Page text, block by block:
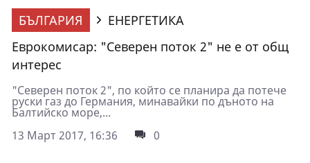
БЪЛГАРИЯ
ЕНЕРГЕТИКА
Еврокомисар: "Северен поток 2" не е от общ
интерес
"Северен поток 2", по който се планира да потече
руски газ до Германия, минавайки по дъното на
Балтийско море,...
13 Март 2017, 16:36
0